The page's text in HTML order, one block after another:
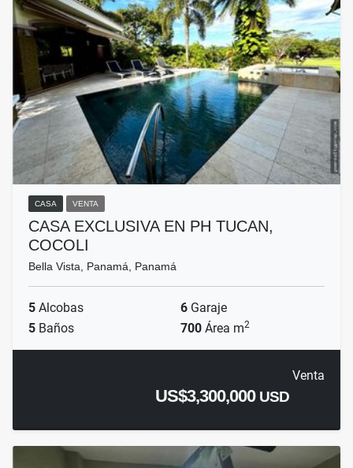
CASA VENTA
CASA EXCLUSIVA EN PH TUCAN,
COCOLI
Bella Vista, Panamá, Panamá
5 Alcobas 6 Garaje
5 Baños 700 Área m2
Venta
US$3,300,000 USD